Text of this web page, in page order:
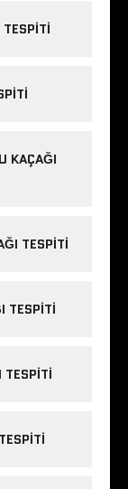
TESPITI
KAÇAĞI
TESPITI
TESPITI
TESPITI